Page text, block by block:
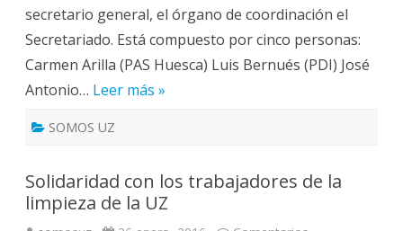
secretario general, el órgano de coordinación el
Secretariado. Está compuesto por cinco personas:
Carmen Arilla (PAS Huesca) Luis Bernués (PDI) José
Antonio… Leer más »
SOMOS UZ
Solidaridad con los trabajadores de la
limpieza de la UZ